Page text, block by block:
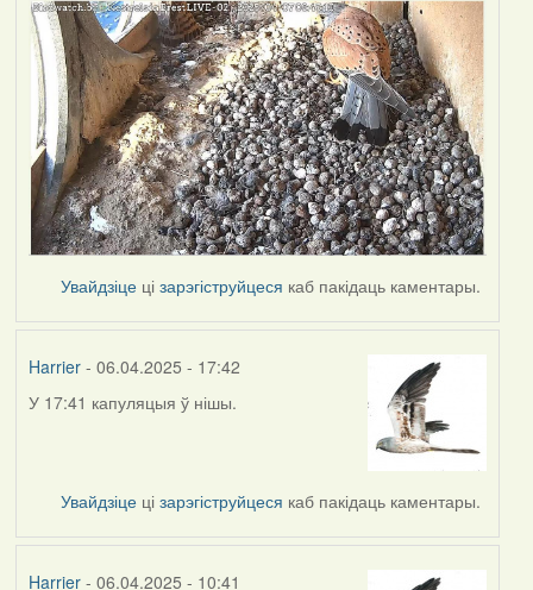
Увайдзіце цізарэгіструйцеся каб пакідаць каментары.
Harrier- 06.04.2025 - 17:42
У 17:41 капуляцыя ў нішы.
Увайдзіце цізарэгіструйцеся каб пакідаць каментары.
Harrier- 06.04.2025 - 10:41